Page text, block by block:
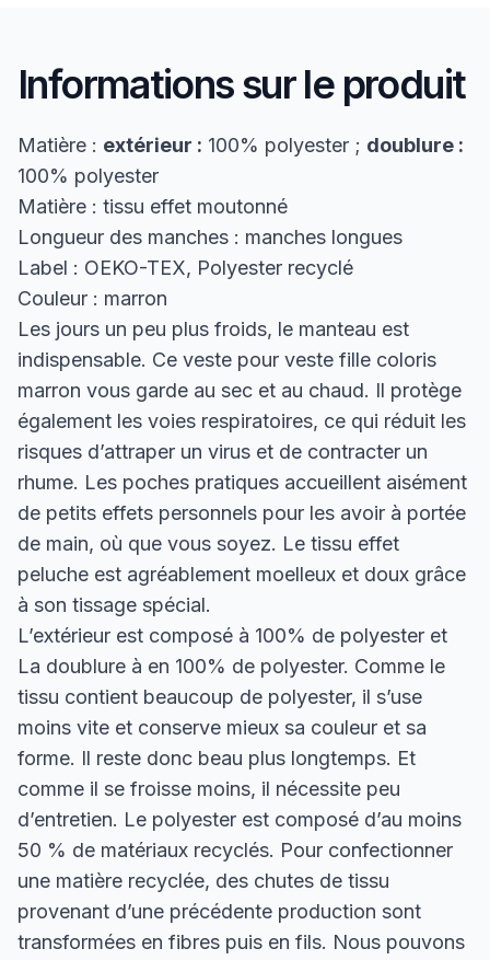
Informations sur le produit
Matière : extérieur : 100% polyester ; doublure :
100% polyester
Matière : tissu effet moutonné
Longueur des manches : manches longues
Label : OEKO-TEX, Polyester recyclé
Couleur : marron
Les jours un peu plus froids, le manteau est
indispensable. Ce veste pour veste fille coloris
marron vous garde au sec et au chaud. Il protège
également les voies respiratoires, ce qui réduit les
risques d’attraper un virus et de contracter un
rhume. Les poches pratiques accueillent aisément
de petits effets personnels pour les avoir à portée
de main, où que vous soyez. Le tissu effet
peluche est agréablement moelleux et doux grâce
à son tissage spécial.
L’extérieur est composé à 100% de polyester et
La doublure à en 100% de polyester. Comme le
tissu contient beaucoup de polyester, il s’use
moins vite et conserve mieux sa couleur et sa
forme. Il reste donc beau plus longtemps. Et
comme il se froisse moins, il nécessite peu
d’entretien. Le polyester est composé d’au moins
50 % de matériaux recyclés. Pour confectionner
une matière recyclée, des chutes de tissu
provenant d’une précédente production sont
transformées en fibres puis en fils. Nous pouvons